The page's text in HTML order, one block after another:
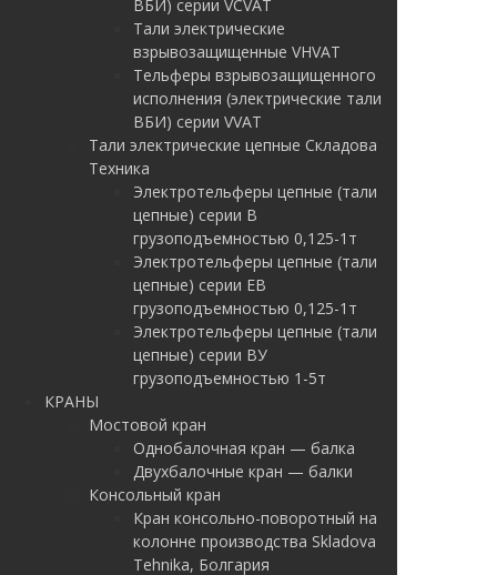
ВБИ) серии VCVAT
Тали электрические
взрывозащищенные VHVAT
Тельферы взрывозащищенного
исполнения (электрические тали
ВБИ) серии VVAT
Тали электрические цепные Складова
Техника
Электротельферы цепные (тали
цепные) серии В
грузоподъемностью 0,125-1т
Электротельферы цепные (тали
цепные) серии EB
грузоподъемностью 0,125-1т
Электротельферы цепные (тали
цепные) серии ВУ
грузоподъемностью 1-5т
КРАНЫ
Мостовой кран
Однобалочная кран — балка
Двухбалочные кран — балки
Консольный кран
Кран консольно-поворотный на
колонне производства Skladova
Tehnika, Болгария